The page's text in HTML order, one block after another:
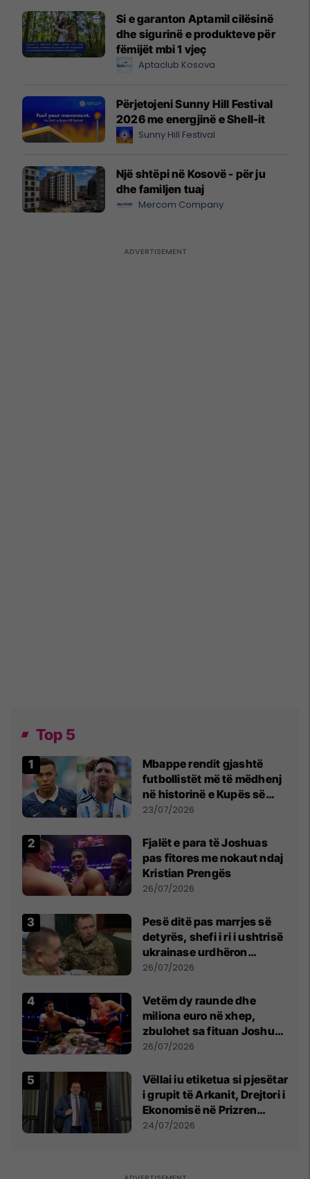
Si e garanton Aptamil cilësinë
dhe sigurinë e produkteve për
fëmijët mbi 1 vjeç
Aptaclub Kosova
Përjetojeni Sunny Hill Festival
2026 me energjinë e Shell-it
Sunny Hill Festival
Një shtëpi në Kosovë - për ju
dhe familjen tuaj
Mercom Company
Top 5
Mbappe rendit gjashtë
futbollistët më të mëdhenj
në historinë e Kupës së
Botës, Messi mbetet i dyti
23/07/2026
Fjalët e para të Joshuas
pas fitores me nokaut ndaj
Kristian Prengës
26/07/2026
Pesë ditë pas marrjes së
detyrës, shefi i ri i ushtrisë
ukrainase urdhëron
kontroll të madh
26/07/2026
Vetëm dy raunde dhe
miliona euro në xhep,
zbulohet sa fituan Joshua
e Prenga
26/07/2026
Vëllai iu etiketua si pjesëtar
i grupit të Arkanit, Drejtori i
Ekonomisë në Prizren
mohon pretendimet
24/07/2026